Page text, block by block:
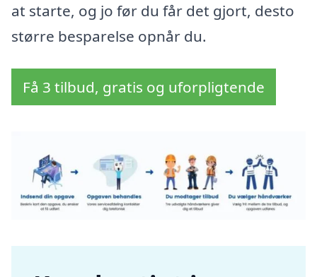
at starte, og jo før du får det gjort, desto
større besparelse opnår du.
Få 3 tilbud, gratis og uforpligtende